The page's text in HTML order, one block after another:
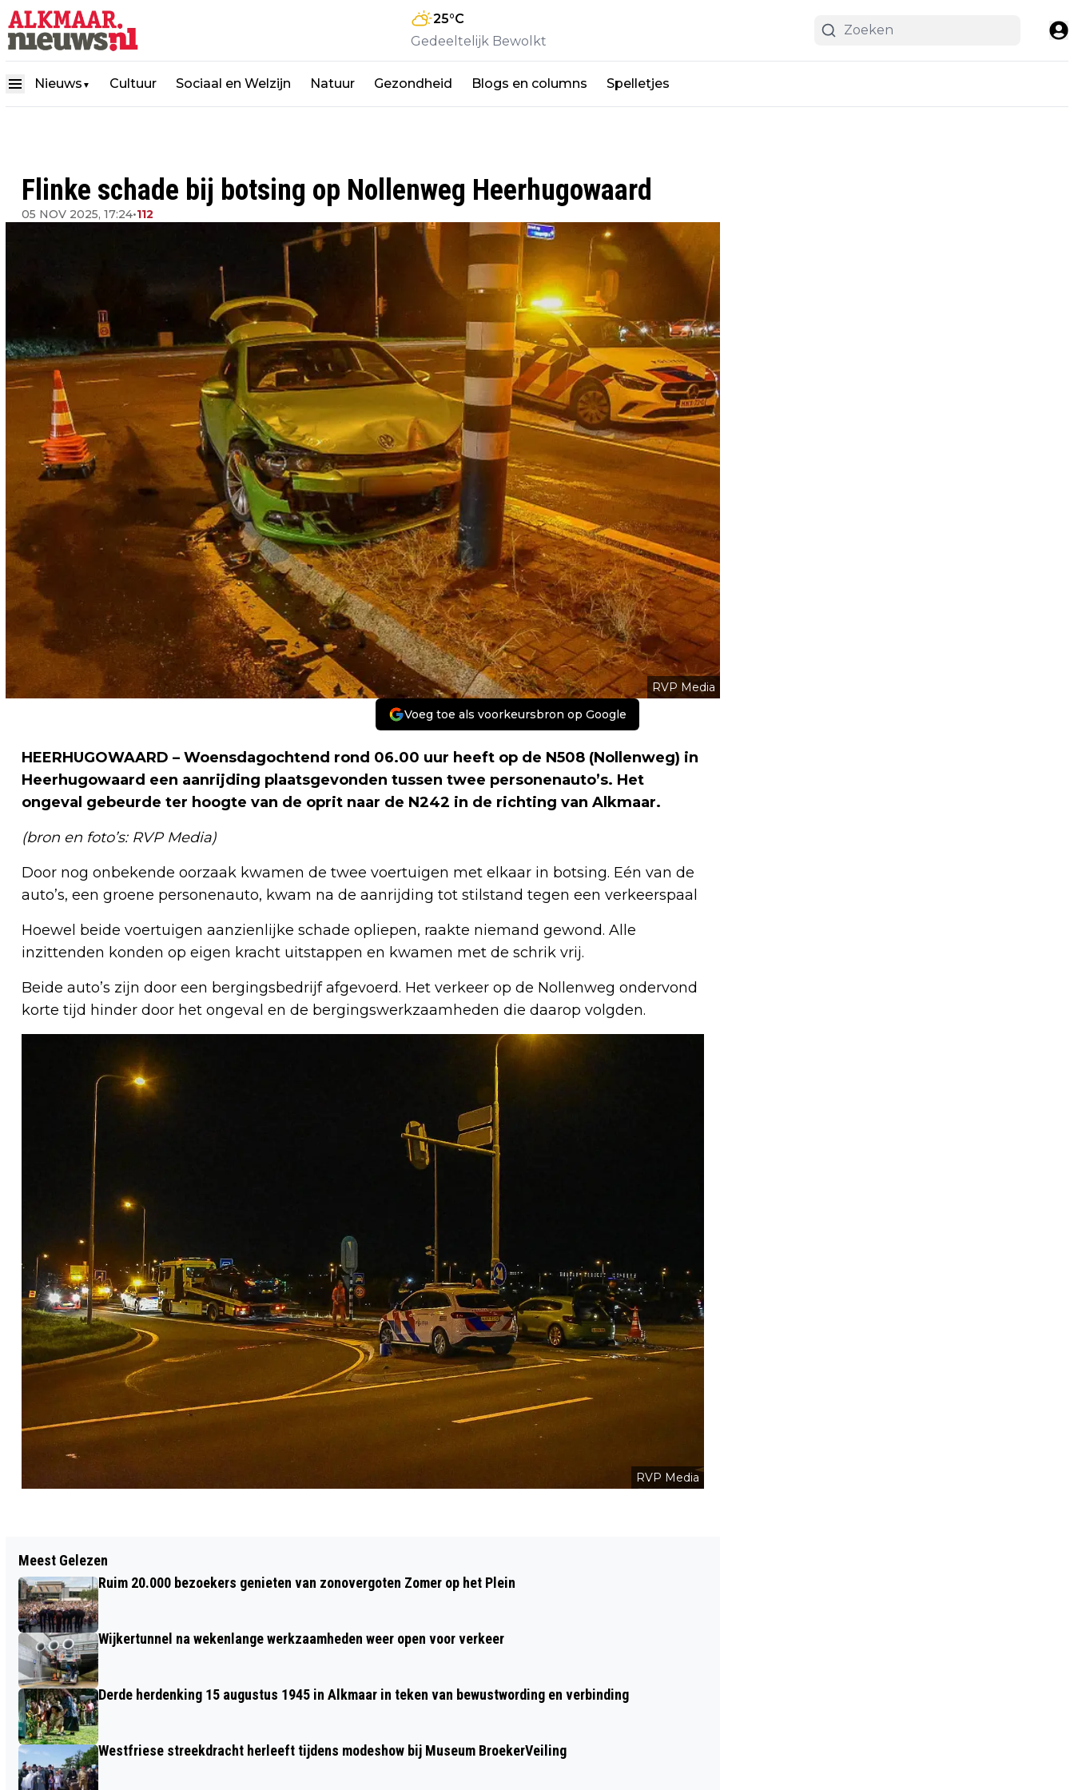
25°C
Gedeeltelijk Bewolkt
Nieuws ▼ Cultuur Sociaal en Welzijn Natuur Gezondheid Blogs en columns Spelletjes
Flinke schade bij botsing op Nollenweg Heerhugowaard
05 NOV 2025, 17:24•112
RVP Media
Voeg toe als voorkeursbron op Google
HEERHUGOWAARD – Woensdagochtend rond 06.00 uur heeft op de N508 (Nollenweg) in
Heerhugowaard een aanrijding plaatsgevonden tussen twee personenauto’s. Het
ongeval gebeurde ter hoogte van de oprit naar de N242 in de richting van Alkmaar.
(bron en foto’s: RVP Media)
Door nog onbekende oorzaak kwamen de twee voertuigen met elkaar in botsing. Eén van de
auto’s, een groene personenauto, kwam na de aanrijding tot stilstand tegen een verkeerspaal
Hoewel beide voertuigen aanzienlijke schade opliepen, raakte niemand gewond. Alle
inzittenden konden op eigen kracht uitstappen en kwamen met de schrik vrij.
Beide auto’s zijn door een bergingsbedrijf afgevoerd. Het verkeer op de Nollenweg ondervond
korte tijd hinder door het ongeval en de bergingswerkzaamheden die daarop volgden.
RVP Media
INDRUKWEKKEND AFSCHEID VAN
‘PADDY’ MET FAKKELS EN VUURWERK
Meest Gelezen
Ruim 20.000 bezoekers genieten van zonovergoten Zomer op het Plein
Wijkertunnel na wekenlange werkzaamheden weer open voor verkeer
Derde herdenking 15 augustus 1945 in Alkmaar in teken van bewustwording en verbinding
Westfriese streekdracht herleeft tijdens modeshow bij Museum BroekerVeiling